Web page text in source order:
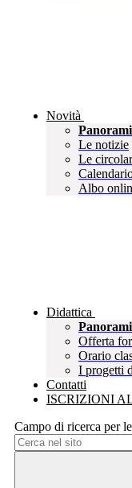
Novità
Le notizie
Le
Albo
Didattica
Offerta
Orario
I progetti
Contatti
ISCRIZIONI
Campo di ricerca per